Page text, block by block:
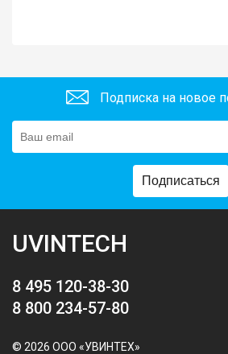
Подписка на новое
Подписаться
UVINTECH
8 495 120-38-30
8 800 234-57-80
© 2026 ООО «УВИНТЕХ»